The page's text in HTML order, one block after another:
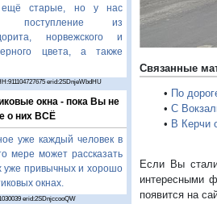
старые, но у нас
поступление из
норвежского и
цвета, а также
erid:2SDnjeWbdHU
окна - пока Вы не
о них ВСЁ
уже каждый человек в
мере может рассказать
уже привычных и хорошо
окнах.
erid:2SDnjccooQW
Связанные
• По
• С
• В Керчи
Если Вы
интересными
появится на